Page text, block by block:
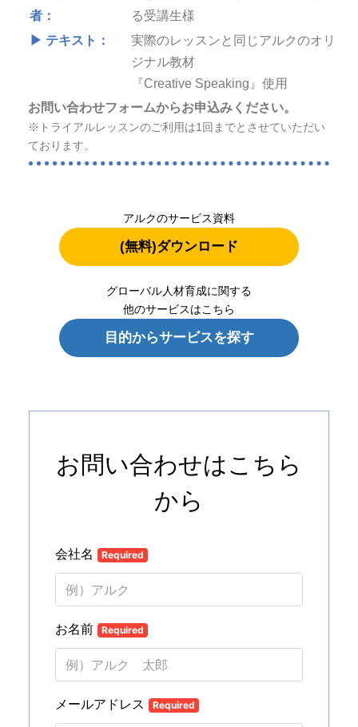
者：
る受講生様
▶ テキスト：
実際のレッスンと同じアルクのオリ
ジナル教材
『Creative Speaking』使用
お問い合わせフォームからお申込みください。
※トライアルレッスンのご利用は1回までとさせていただい
ております。
アルクのサービス資料
(無料)ダウンロード
グローバル人材育成に関する
他のサービスはこちら
目的からサービスを探す